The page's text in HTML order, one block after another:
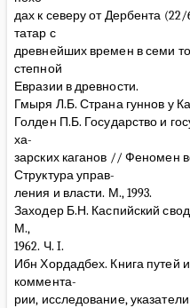
дах к северу от Дербента (22/
татар с
древнейших времен в семи
степной
Евразии в древности.
Гмыря Л.Б. Страна гуннов у
Голден П.Б. Государство и
ха-
зарских каганов // Феномен
Структура управ-
ления и власти. М., 1993.
Заходер Б.Н. Каспийский
М.,
1962. Ч. I.
Ибн Хордадбех. Книга путей
коммента-
рии, исследование,